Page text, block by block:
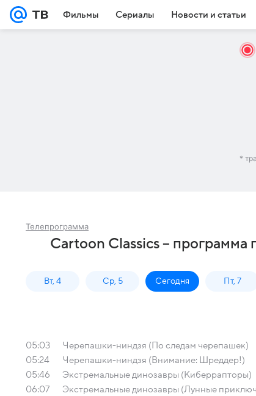
Фильмы Сериалы Новости и статьи
*
Телепрограмма
Cartoon Classics – программа
Вт, 4 Ср, 5 Сегодня Пт, 7
05:03
Черепашки-ниндзя (По следам черепашек)
05:24
Черепашки-ниндзя (Внимание: Шреддер!)
05:46
Экстремальные динозавры (Киберрапторы)
06:07
Экстремальные динозавры (Лунные